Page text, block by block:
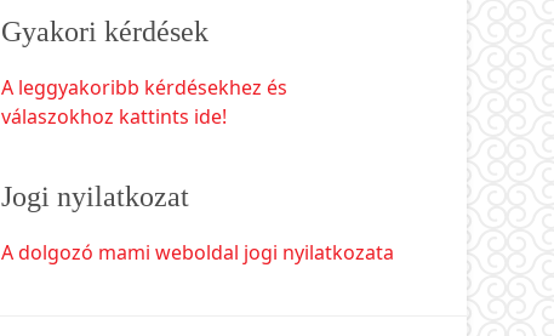
Gyakori kérdések
A leggyakoribb kérdésekhez és
válaszokhoz kattints ide!
Jogi nyilatkozat
A dolgozó mami weboldal jogi nyilatkozata